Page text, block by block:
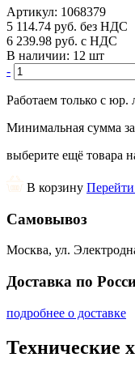
Артикул: 1068379
5 114.74 руб. без НДС
6 239.98 руб. с НДС
В наличии: 12 шт
-
Работаем только с юр.
Минимальная сумма
выберите ещё товара
В корзину
Самовывоз
Москва, ул.
Доставка по
подробнее о доставке
Технические